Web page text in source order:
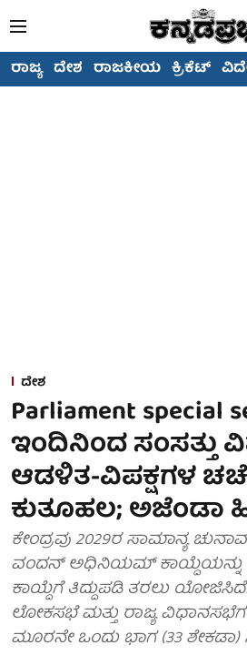
ರಾಜ್ಯ ದೇಶ ರಾಜಕೀಯ ಕ್ರಿಕೆಟ್
ದೇಶ
Parliament special
ಇಂದಿನಿಂದ ಸಂಸತ್ತು
ಆಡಳಿತ-ವಿಪಕ್ಷಗಳ
ಕುತೂಹಲ; ಅಜೆಂಡಾ
ಕೇಂದ್ರವು 2029ರ ಸಾಮಾನ್ಯ
ವಂದನ್ ಅಧಿನಿಯಮ್ ಕಾಯ್ದೆಯನ್ನು
ಕಾಯ್ದೆಗೆ ತಿದ್ದುಪಡಿ ತರಲು
ಲೋಕಸಭೆ ಮತ್ತು ರಾಜ್ಯ
ಮೂರನೇ ಒಂದು ಭಾಗ (33 ಶೇಕಡಾ)